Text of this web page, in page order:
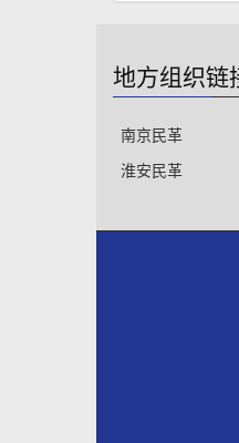
地方组织链
南京民革
淮安民革